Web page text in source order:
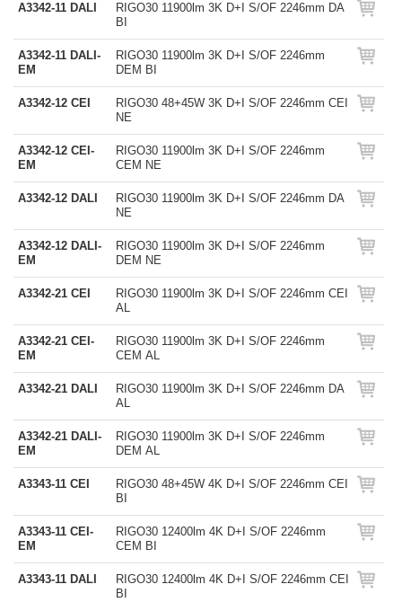
A3342-11 DALI
RIGO30 11900lm 3K D+I S/OF 2246mm DA
BI
A3342-11 DALI-
EM
RIGO30 11900lm 3K D+I S/OF 2246mm
DEM BI
A3342-12 CEI
RIGO30 48+45W 3K D+I S/OF 2246mm CEI
NE
A3342-12 CEI-
EM
RIGO30 11900lm 3K D+I S/OF 2246mm
CEM NE
A3342-12 DALI
RIGO30 11900lm 3K D+I S/OF 2246mm DA
NE
A3342-12 DALI-
EM
RIGO30 11900lm 3K D+I S/OF 2246mm
DEM NE
A3342-21 CEI
RIGO30 11900lm 3K D+I S/OF 2246mm CEI
AL
A3342-21 CEI-
EM
RIGO30 11900lm 3K D+I S/OF 2246mm
CEM AL
A3342-21 DALI
RIGO30 11900lm 3K D+I S/OF 2246mm DA
AL
A3342-21 DALI-
EM
RIGO30 11900lm 3K D+I S/OF 2246mm
DEM AL
A3343-11 CEI
RIGO30 48+45W 4K D+I S/OF 2246mm CEI
BI
A3343-11 CEI-
EM
RIGO30 12400lm 4K D+I S/OF 2246mm
CEM BI
A3343-11 DALI
RIGO30 12400lm 4K D+I S/OF 2246mm CEI
BI